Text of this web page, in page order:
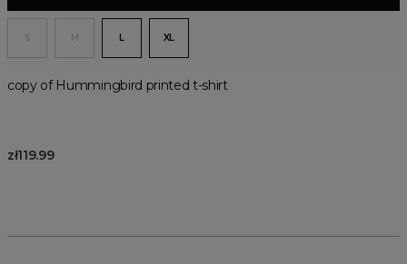
S M L XL
copy of Hummingbird printed t-shirt
zł119.99